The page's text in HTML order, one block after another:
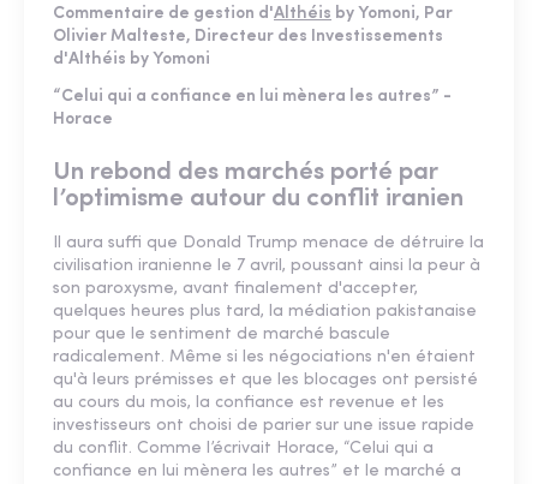
Commentaire de gestion d'Althéis by Yomoni, Par
Olivier Malteste, Directeur des Investissements
d'Althéis by Yomoni
“Celui qui a confiance en lui mènera les autres” -
Horace
Un rebond des marchés porté par
l’optimisme autour du conflit iranien
Il aura suffi que Donald Trump menace de détruire la
civilisation iranienne le 7 avril, poussant ainsi la peur à
son paroxysme, avant finalement d'accepter,
quelques heures plus tard, la médiation pakistanaise
pour que le sentiment de marché bascule
radicalement. Même si les négociations n'en étaient
qu'à leurs prémisses et que les blocages ont persisté
au cours du mois, la confiance est revenue et les
investisseurs ont choisi de parier sur une issue rapide
du conflit. Comme l’écrivait Horace, “Celui qui a
confiance en lui mènera les autres” et le marché a